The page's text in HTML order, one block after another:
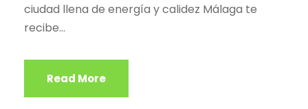
ciudad llena de energía y calidez Málaga te
recibe...
Read More